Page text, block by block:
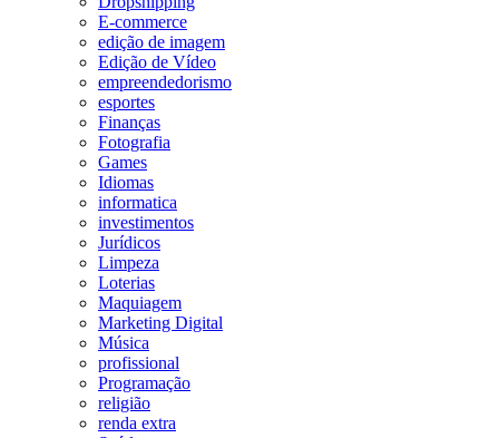
E-commerce
edição de imagem
Edição de Vídeo
empreendedorismo
esportes
Finanças
Fotografia
Games
Idiomas
informatica
investimentos
Jurídicos
Limpeza
Loterias
Maquiagem
Marketing Digital
Música
profissional
Programação
religião
renda extra